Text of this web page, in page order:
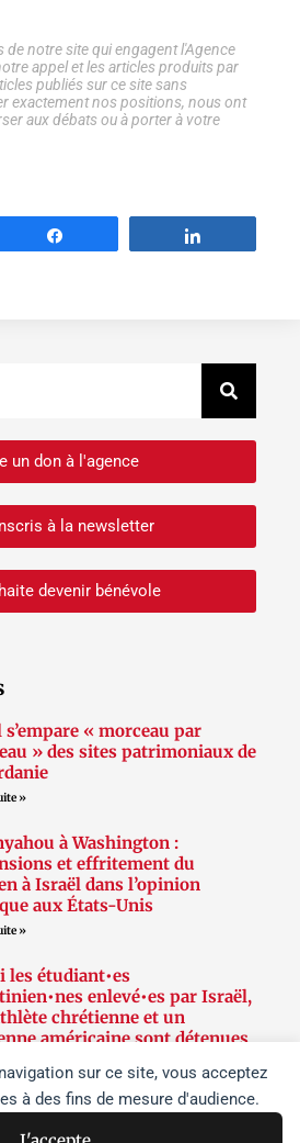
sur ce site, vous acceptez
à des fins de mesure d'audience.
de notre site qui engagent l'Agence
appel et les articles produits par
publiés sur ce site sans
exactement nos positions, nous ont
aux débats ou à porter à votre
un don à l'agence
à la newsletter
devenir bénévole
« morceau par
» des sites patrimoniaux de
»
à Washington :
et effritement du
à Israël dans l’opinion
aux États-Unis
»
les étudiant•es
enlevé•es par Israël,
chrétienne et un
américaine sont détenues
l’université de Birzeit
»